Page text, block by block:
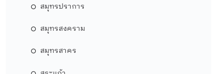
สมุทรปราการ
สมุทรสงคราม
สมุทรสาคร